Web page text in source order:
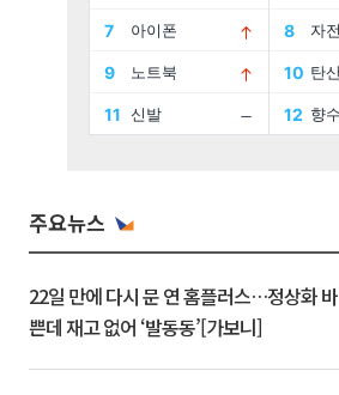
주요뉴스
22일 만에 다시 문 연 홈플러스…정상화 바
쁜데 재고 없어 ‘발동동’[가보니]